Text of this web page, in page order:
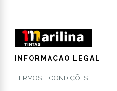
INFORMAÇÃO LEGAL
TERMOS E CONDIÇÕES